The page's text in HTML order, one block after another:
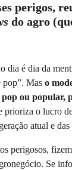
perigos,
do agro
dia é dia da
pop”. Mas o
pop ou popular,
prioriza o lucro
atual e
perigosos,
Se